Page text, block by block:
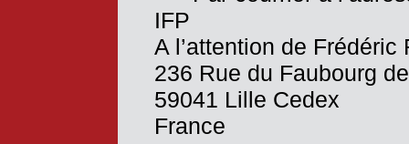
IFP
A l’attention de Frédéric
236 Rue du Faubourg
59041 Lille Cedex
France